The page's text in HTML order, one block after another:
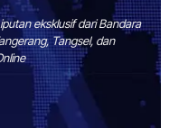
eksklusif dari Bandara
Tangsel, dan